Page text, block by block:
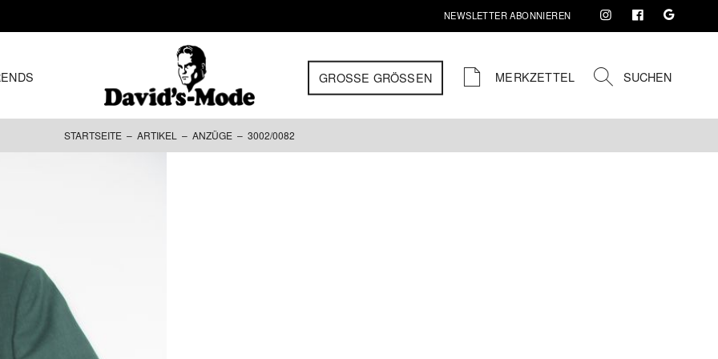
NEWSLETTER ABONNIEREN
GROSSE GRÖSSEN MERKZETTEL SUCHEN
STARTSEITE – ARTIKEL – ANZÜGE – 3002/0082